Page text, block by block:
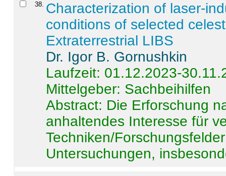
38. Characterization of laser-
conditions of selected
Extraterrestrial LIBS
Dr. Igor B. Gornushkin
Laufzeit: 01.12.2023-
Mittelgeber: Sachbeihilfen
Abstract: Die Erforschung
anhaltendes Interesse für
Techniken/
Untersuchungen,